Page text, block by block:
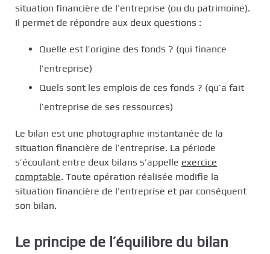
situation financière de l’entreprise (ou du patrimoine).
Il permet de répondre aux deux questions :
Quelle est l’origine des fonds ? (qui finance
l’entreprise)
Quels sont les emplois de ces fonds ? (qu’a fait
l’entreprise de ses ressources)
Le bilan est une photographie instantanée de la
situation financière de l’entreprise. La période
s’écoulant entre deux bilans s’appelle exercice
comptable. Toute opération réalisée modifie la
situation financière de l’entreprise et par conséquent
son bilan.
Le principe de l’équilibre du bilan